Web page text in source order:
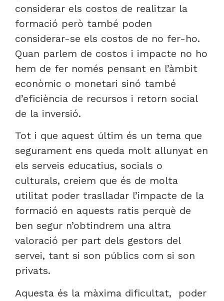
considerar els costos de realitzar la
formació però també poden
considerar-se els costos de no fer-ho.
Quan parlem de costos i impacte no ho
hem de fer només pensant en l’àmbit
econòmic o monetari sinó també
d’eficiència de recursos i retorn social
de la inversió.
Tot i que aquest últim és un tema que
segurament ens queda molt allunyat en
els serveis educatius, socials o
culturals, creiem que és de molta
utilitat poder traslladar l’impacte de la
formació en aquests ratis perquè de
ben segur n’obtindrem una altra
valoració per part dels gestors del
servei, tant si son públics com si son
privats.
Aquesta és la màxima dificultat, poder